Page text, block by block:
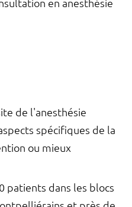
en anesthésie
de l'anesthésie
spécifiques de la
ou mieux
patients dans les blocs